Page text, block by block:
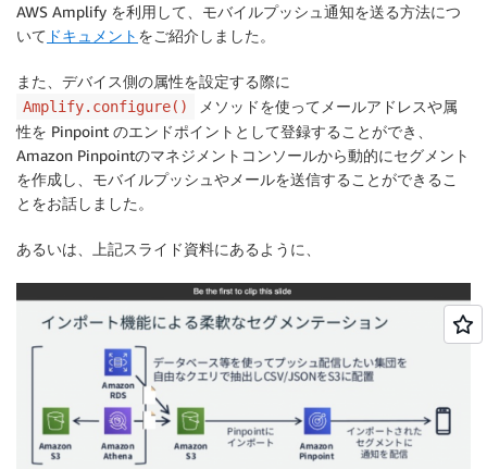
AWS Amplify を利用して、モバイルプッシュ通知を送る方法につ
いて ドキュメント をご紹介しました。
また、デバイス側の属性を設定する際に
Amplify.configure()
メソッドを使ってメールアドレスや属
性を Pinpoint のエンドポイントとして登録することができ、
Amazon Pinpointのマネジメントコンソールから動的にセグメント
を作成し、モバイルプッシュやメールを送信することができるこ
とをお話しました。
あるいは、上記スライド資料にあるように、